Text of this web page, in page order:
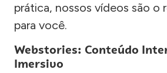
prática, nossos vídeos são o
para você.
Webstories: Conteúdo
Imersivo